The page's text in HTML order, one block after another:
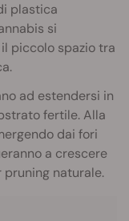
plastica
si
piccolo spazio tra
ad estendersi in
fertile. Alla
dai fori
a crescere
pruning naturale.